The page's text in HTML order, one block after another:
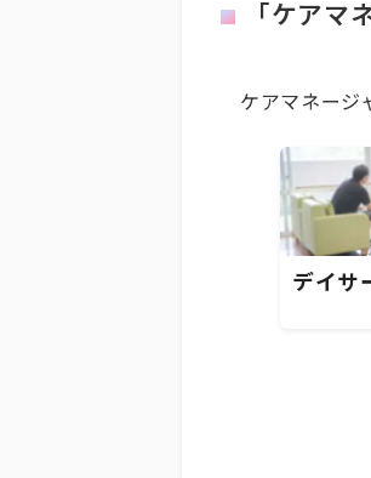
「ケアマ
ケアマネージ
デイサ